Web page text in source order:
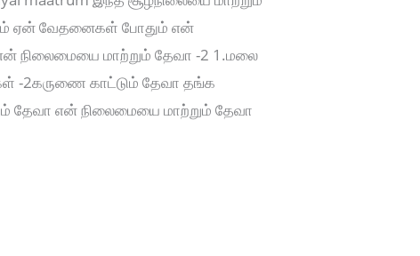
ஏன் வேதனைகள் போதும் என்
நிலைமையை மாற்றும் தேவா -2 1.மலை
2கருணை காட்டும் தேவா தங்க
தேவா என் நிலைமையை மாற்றும் தேவா